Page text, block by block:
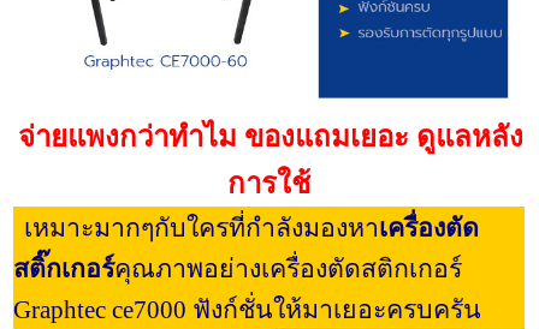
จ่ายแพงกว่าทำไม ของแถมเยอะ ดูแลหลัง
การใช้
เหมาะมากๆกับใครที่กำลังมองหาเครื่องตัด
สติ๊กเกอร์คุณภาพอย่างเครื่องตัดสติกเกอร์
Graphtec ce7000 ฟังก์ชั่นให้มาเยอะครบครัน